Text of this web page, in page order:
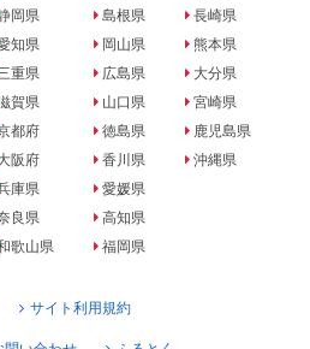
岡県
知県
重県
賀県
都府
阪府
庫県
良県
歌山県
島根県
岡山県
広島県
山口県
徳島県
香川県
愛媛県
高知県
福岡県
長崎県
熊本県
大分県
宮崎県
鹿児島県
沖縄県
サイト利用規約